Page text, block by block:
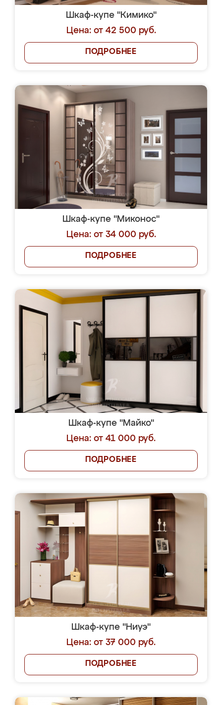
Шкаф-купе "Кимико"
Цена: от 42 500 руб.
ПОДРОБНЕЕ
Шкаф-купе "Миконос"
Цена: от 34 000 руб.
ПОДРОБНЕЕ
Шкаф-купе "Майко"
Цена: от 41 000 руб.
ПОДРОБНЕЕ
Шкаф-купе "Ниуэ"
Цена: от 37 000 руб.
ПОДРОБНЕЕ